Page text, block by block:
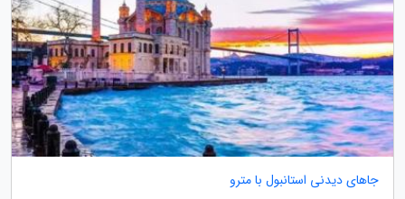
جاهای دیدنی استانبول با مترو